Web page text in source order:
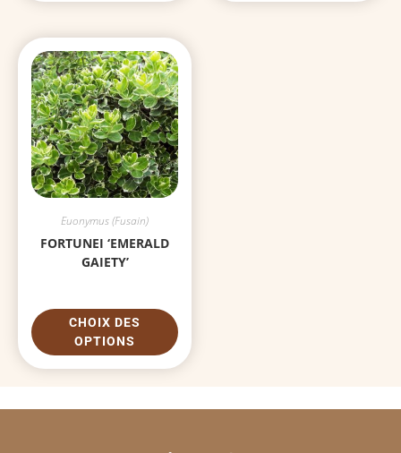
Euonymus (Fusain)
FORTUNEI ‘EMERALD
GAIETY’
CHOIX DES
OPTIONS